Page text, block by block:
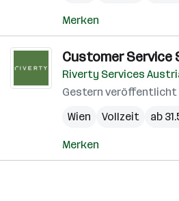
Merken
Customer Service
Riverty Services
Gestern veröffentlicht
Wien
Vollzeit ab
Merken